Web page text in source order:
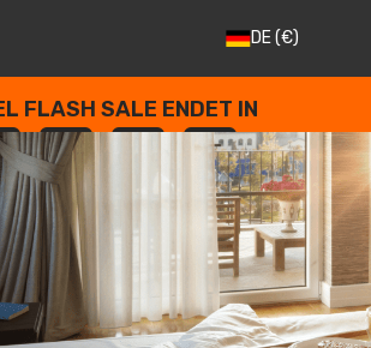
DE(€)
FLASH SALE ENDET IN
: --
STUNDEN
: --
SEKUNDEN